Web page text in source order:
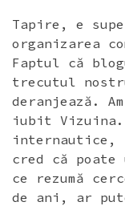
Tapire, e
organizarea
Faptul că
trecutul
deranjează.
iubit
internautice,
cred că poate
ce rezumă
de ani, ar